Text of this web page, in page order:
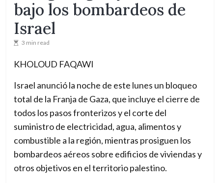
n
a
l
a
r
a
u
n
m
u
n
bajo los bombardeos de
Israel
3 min read
KHOLOUD FAQAWI
Israel anunció la noche de este lunes un bloqueo
total de la Franja de Gaza, que incluye el cierre de
todos los pasos fronterizos y el corte del
suministro de electricidad, agua, alimentos y
combustible a la región, mientras prosiguen los
bombardeos aéreos sobre edificios de viviendas y
otros objetivos en el territorio palestino.